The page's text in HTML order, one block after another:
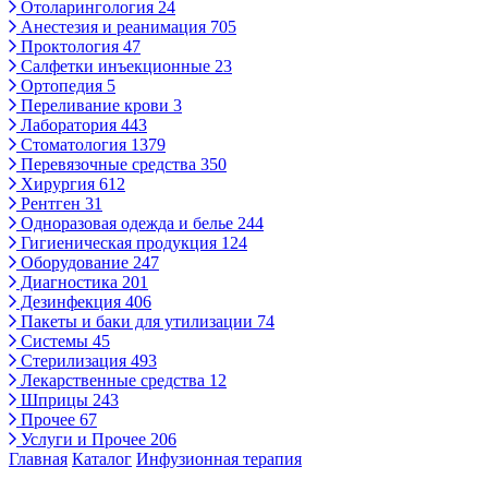
Отоларингология 24
Анестезия и реанимация 705
Проктология 47
Салфетки инъекционные 23
Ортопедия 5
Переливание крови 3
Лаборатория 443
Стоматология 1379
Перевязочные средства 350
Хирургия 612
Рентген 31
Одноразовая одежда и белье 244
Гигиеническая продукция 124
Оборудование 247
Диагностика 201
Дезинфекция 406
Пакеты и баки для утилизации 74
Системы 45
Стерилизация 493
Лекарственные средства 12
Шприцы 243
Прочее 67
Услуги и Прочее 206
Главная Каталог Инфузионная терапия